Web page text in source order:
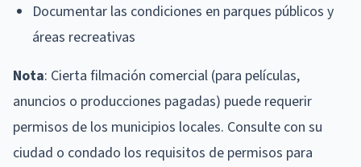
Documentar las condiciones en parques públicos y
áreas recreativas
Nota: Cierta filmación comercial (para películas,
anuncios o producciones pagadas) puede requerir
permisos de los municipios locales. Consulte con su
ciudad o condado los requisitos de permisos para